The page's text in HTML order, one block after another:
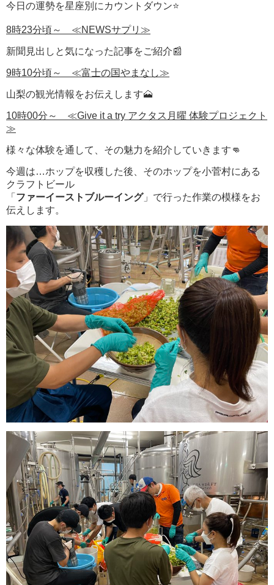
今日の運勢を星座別にカウントダウン⭐
8時23分頃～ ≪NEWSサプリ≫
新聞見出しと気になった記事をご紹介📰
9時10分頃～ ≪富士の国やまなし≫
山梨の観光情報をお伝えします🗻
10時00分～ ≪Give it a try アクタス月曜 体験プロジェクト
≫
様々な体験を通して、その魅力を紹介していきます👊
今週は…ホップを収穫した後、そのホップを小菅村にある
クラフトビール
「 ファーイーストブルーイング」で行った作業の模様をお
伝えします。